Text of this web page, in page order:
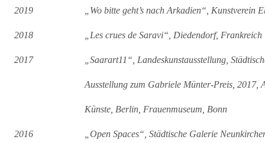
2019 „Wo bitte geht’s nach Arkadien“, Kunstverein
2018 „Les crues de Saravi“, Diedendorf, Frankreich
2017 „Saarart11“, Landeskunstausstellung,
Ausstellung zum Gabriele Münter-Preis, 2017,
Künste, Berlin, Frauenmuseum, Bonn
2016 „Open Spaces“, Städtische Galerie